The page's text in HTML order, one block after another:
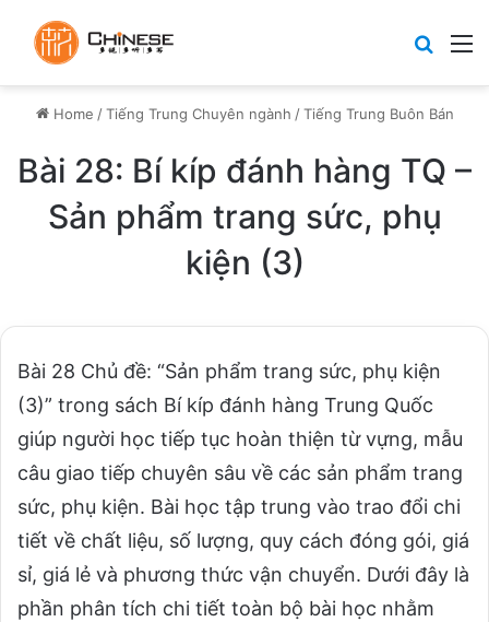
Home / Tiếng Trung Chuyên ngành / Tiếng Trung Buôn Bán
Bài 28: Bí kíp đánh hàng TQ –
Sản phẩm trang sức, phụ
kiện (3)
Bài 28 Chủ đề: “Sản phẩm trang sức, phụ kiện
(3)” trong sách Bí kíp đánh hàng Trung Quốc
giúp người học tiếp tục hoàn thiện từ vựng, mẫu
câu giao tiếp chuyên sâu về các sản phẩm trang
sức, phụ kiện. Bài học tập trung vào trao đổi chi
tiết về chất liệu, số lượng, quy cách đóng gói, giá
sỉ, giá lẻ và phương thức vận chuyển. Dưới đây là
phần phân tích chi tiết toàn bộ bài học nhằm